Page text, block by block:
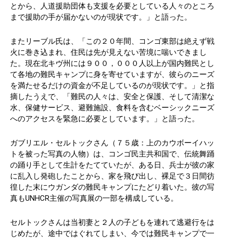
とから、人道援助団体も支援を必要としている人々のところ
まで援助の手が届かないのが現状です。」と語った。
またリーブル氏は、「この２０年間、コンゴ東部は絶えず戦
火に巻き込まれ、住民は先が見えない苦境に喘いできまし
た。現在北キヴ州には９００，０００人以上が国内難民とし
て各地の難民キャンプに身を寄せていますが、彼らのニーズ
を満たせるだけの資金が不足しているのが現状です。」と指
摘したうえで、「難民の人々は、安全と保護、そして清潔な
水、保健サービス、避難施設、食料を含むベーシックニーズ
へのアクセスを緊急に必要としています。」と語った。
ガブリエル・セルトックさん（７５歳：上のカウボーイハッ
トを被った写真の人物）は、コンゴ民主共和国で、伝統舞踊
の踊り手として生計をたてていたが、ある日、兵士が彼の家
に乱入し発砲したことから、家を飛び出し、裸足で３日間彷
徨した末にウガンダの難民キャンプにたどり着いた。彼の写
真もUNHCR主催の写真展の一部を構成している。
セルトックさんは当初妻と２人の子どもを連れて逃避行をは
じめたが、途中ではぐれてしまい、今では難民キャンプで一